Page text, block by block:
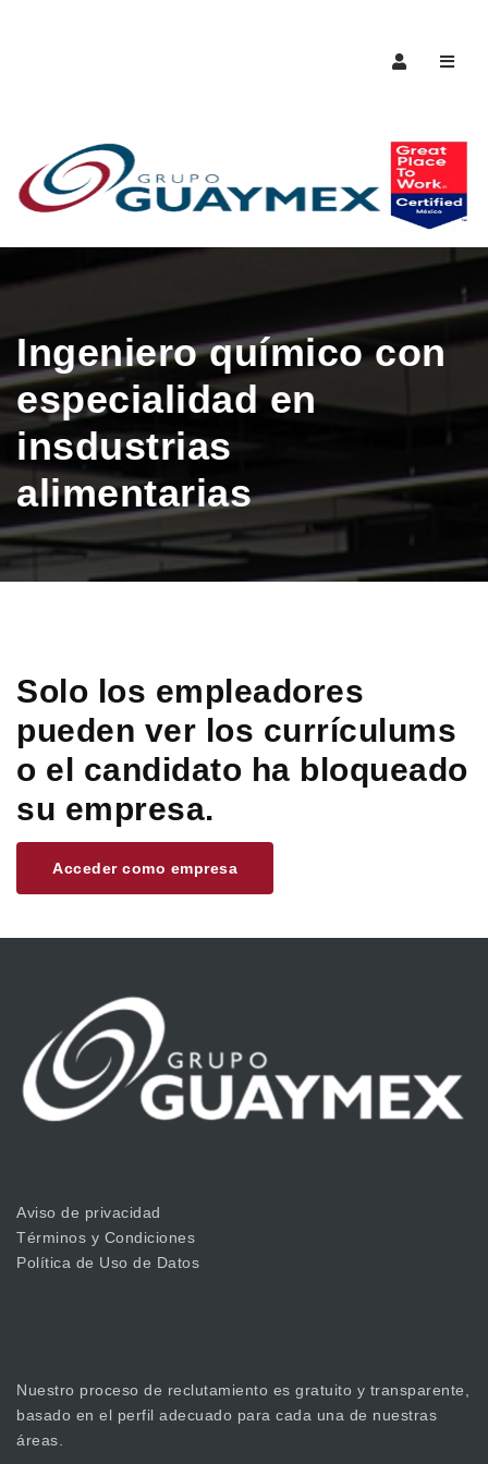
Ingeniero químico con
especialidad en
insdustrias
alimentarias
Solo los empleadores
pueden ver los currículums
o el candidato ha bloqueado
su empresa.
Acceder como empresa
Aviso de privacidad
Términos y Condiciones
Política de Uso de Datos
Nuestro proceso de reclutamiento es gratuito y transparente,
basado en el perfil adecuado para cada una de nuestras
áreas.